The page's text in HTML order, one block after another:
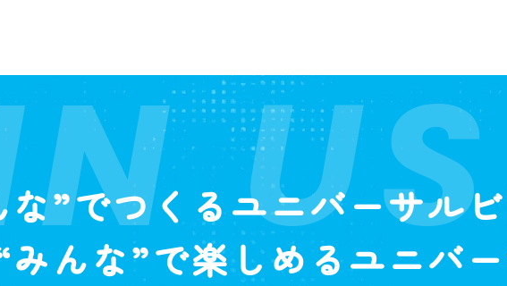
US
な”でつくるユニバーサル
みんな”で楽しめるユニバ